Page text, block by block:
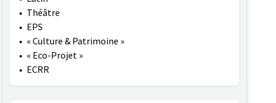
• Théâtre
• EPS
• « Culture & Patrimoine »
• « Eco-Projet »
• ECRR